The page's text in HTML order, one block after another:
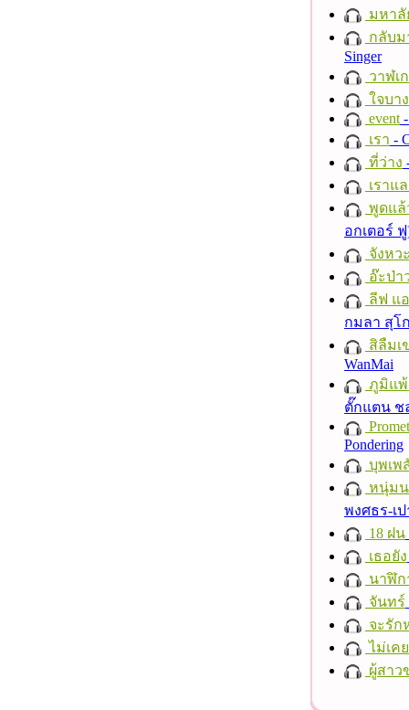
มหาลั
กลับม
Singer
วาฬเ
ใจบาง
event
เรา -
ที่ว่าง
เราแ
พูดแล้
อกเตอร์
จังหว
อ๊ะป่า
ลีฟ แอ
กมลา สุโ
สิลืมเ
WanMai
ภูมิแพ้
ตั๊กแตน ช
Pondering
บุพเพ
หนุ่มน
พงศธร-เ
18 ฝน
เธอยัง
นาฬิก
จันทร์
จะรัก
ไม่เคย
ผู้สาว